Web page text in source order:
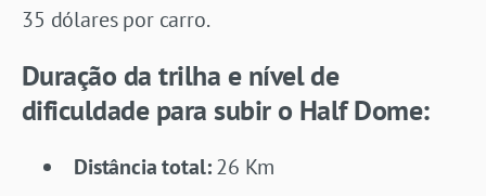
35 dólares por carro.
Duração da trilha e nível de
dificuldade para subir o Half Dome:
Distância total:26 Km